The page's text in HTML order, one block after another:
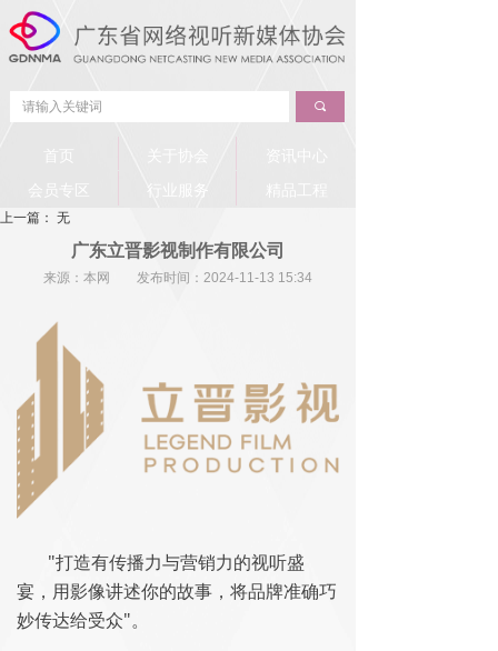
会员专区
首页
끠
广东立晋影视制作有限公司
"打造有传播力与营销力的视听盛
宴，用影像讲述你的故事，将品牌准确巧
妙传达给受众"。
来源：本网 发布时间： 2024-11-13 15:34
上一篇： 无